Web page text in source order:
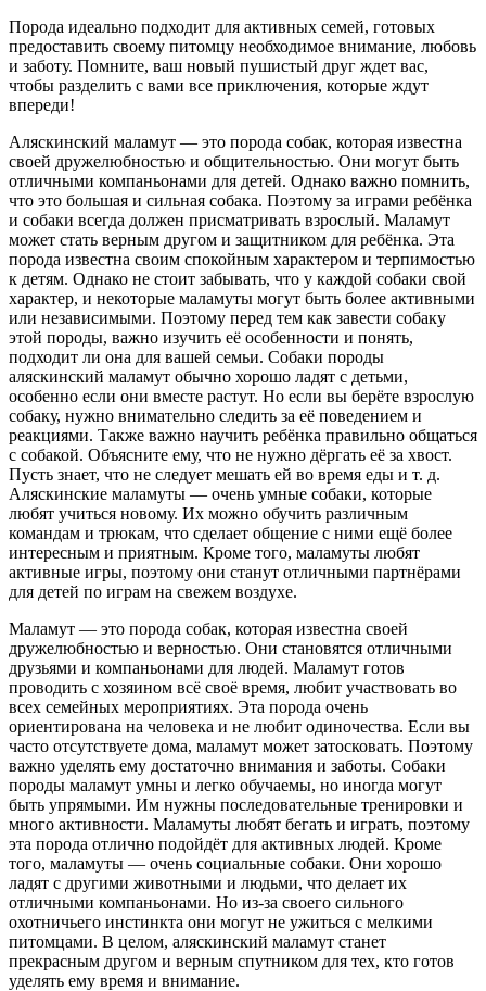
Порода идеально подходит для активных семей, готовых
предоставить своему питомцу необходимое внимание, любовь
и заботу. Помните, ваш новый пушистый друг ждет вас,
чтобы разделить с вами все приключения, которые ждут
впереди!
Аляскинский маламут — это порода собак, которая известна
своей дружелюбностью и общительностью. Они могут быть
отличными компаньонами для детей. Однако важно помнить,
что это большая и сильная собака. Поэтому за играми ребёнка
и собаки всегда должен присматривать взрослый. Маламут
может стать верным другом и защитником для ребёнка. Эта
порода известна своим спокойным характером и терпимостью
к детям. Однако не стоит забывать, что у каждой собаки свой
характер, и некоторые маламуты могут быть более активными
или независимыми. Поэтому перед тем как завести собаку
этой породы, важно изучить её особенности и понять,
подходит ли она для вашей семьи. Собаки породы
аляскинский маламут обычно хорошо ладят с детьми,
особенно если они вместе растут. Но если вы берёте взрослую
собаку, нужно внимательно следить за её поведением и
реакциями. Также важно научить ребёнка правильно общаться
с собакой. Объясните ему, что не нужно дёргать её за хвост.
Пусть знает, что не следует мешать ей во время еды и т. д.
Аляскинские маламуты — очень умные собаки, которые
любят учиться новому. Их можно обучить различным
командам и трюкам, что сделает общение с ними ещё более
интересным и приятным. Кроме того, маламуты любят
активные игры, поэтому они станут отличными партнёрами
для детей по играм на свежем воздухе.
Маламут — это порода собак, которая известна своей
дружелюбностью и верностью. Они становятся отличными
друзьями и компаньонами для людей. Маламут готов
проводить с хозяином всё своё время, любит участвовать во
всех семейных мероприятиях. Эта порода очень
ориентирована на человека и не любит одиночества. Если вы
часто отсутствуете дома, маламут может затосковать. Поэтому
важно уделять ему достаточно внимания и заботы. Собаки
породы маламут умны и легко обучаемы, но иногда могут
быть упрямыми. Им нужны последовательные тренировки и
много активности. Маламуты любят бегать и играть, поэтому
эта порода отлично подойдёт для активных людей. Кроме
того, маламуты — очень социальные собаки. Они хорошо
ладят с другими животными и людьми, что делает их
отличными компаньонами. Но из-за своего сильного
охотничьего инстинкта они могут не ужиться с мелкими
питомцами. В целом, аляскинский маламут станет
прекрасным другом и верным спутником для тех, кто готов
уделять ему время и внимание.